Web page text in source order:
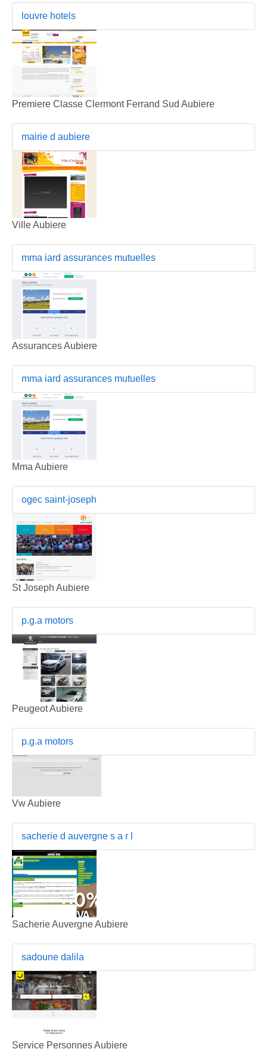
louvre hotels
Premiere Classe Clermont Ferrand Sud Aubiere
mairie d aubiere
Ville Aubiere
mma iard assurances mutuelles
Assurances Aubiere
mma iard assurances mutuelles
Mma Aubiere
ogec saint-joseph
St Joseph Aubiere
p.g.a motors
Peugeot Aubiere
p.g.a motors
Vw Aubiere
sacherie d auvergne s a r l
Sacherie Auvergne Aubiere
sadoune dalila
Service Personnes Aubiere